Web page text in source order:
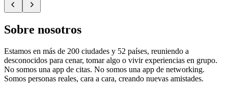
Sobre nosotros
Estamos en más de 200 ciudades y 52 países, reuniendo a
desconocidos para cenar, tomar algo o vivir experiencias en grupo.
No somos una app de citas. No somos una app de networking.
Somos personas reales, cara a cara, creando nuevas amistades.